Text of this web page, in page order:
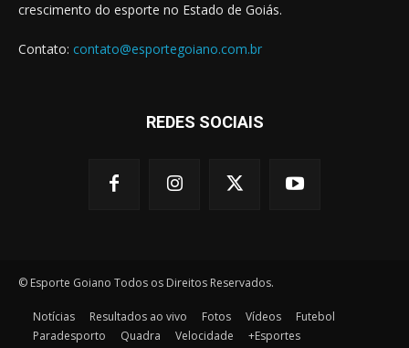
crescimento do esporte no Estado de Goiás.
Contato: contato@esportegoiano.com.br
REDES SOCIAIS
© Esporte Goiano Todos os Direitos Reservados.
Notícias Resultados ao vivo Fotos Vídeos
Futebol
Paradesporto
Quadra Velocidade +Esportes